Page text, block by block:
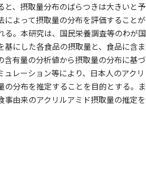
と、摂取量分布のばらつきは大きいと予
によって摂取量の分布を評価することが
る。本研究は、国民栄養調査等のわが国
基にした各食品の摂取量と、食品に含ま
含有量の分析値から摂取量の分布に基づ
ュレーション等により、日本人のアクリ
の分布を推定することを目的とする。ま
事由来のアクリルアミド摂取量の推定を